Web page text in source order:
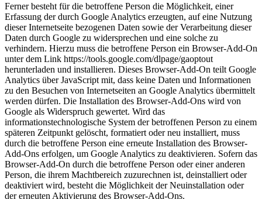
Ferner besteht für die betroffene Person die Möglichkeit, einer
Erfassung der durch Google Analytics erzeugten, auf eine Nutzung
dieser Internetseite bezogenen Daten sowie der Verarbeitung dieser
Daten durch Google zu widersprechen und eine solche zu
verhindern. Hierzu muss die betroffene Person ein Browser-Add-On
unter dem Link https://tools.google.com/dlpage/gaoptout
herunterladen und installieren. Dieses Browser-Add-On teilt Google
Analytics über JavaScript mit, dass keine Daten und Informationen
zu den Besuchen von Internetseiten an Google Analytics übermittelt
werden dürfen. Die Installation des Browser-Add-Ons wird von
Google als Widerspruch gewertet. Wird das
informationstechnologische System der betroffenen Person zu einem
späteren Zeitpunkt gelöscht, formatiert oder neu installiert, muss
durch die betroffene Person eine erneute Installation des Browser-
Add-Ons erfolgen, um Google Analytics zu deaktivieren. Sofern das
Browser-Add-On durch die betroffene Person oder einer anderen
Person, die ihrem Machtbereich zuzurechnen ist, deinstalliert oder
deaktiviert wird, besteht die Möglichkeit der Neuinstallation oder
der erneuten Aktivierung des Browser-Add-Ons.